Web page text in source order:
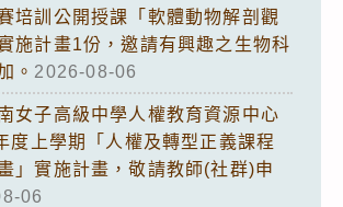
培訓公開授課「軟體動物解剖觀
施計畫1份，邀請有興趣之生物科
。 2026-08-06
女子高級中學人權教育資源中心
度上學期「人權及轉型正義課程
」實施計畫，敬請教師(社群)申
06